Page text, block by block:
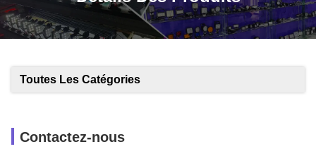
Toutes Les Catégories
Contactez-nous